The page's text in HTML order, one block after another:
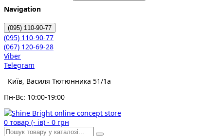
Navigation
(095) 110-90-77
(095) 110-90-77
(067) 120-69-28
Viber
Telegram
Київ, Василя Тютюнника 51/1а
Пн-Вс: 10:00-19:00
0 товар (- ів) - 0 грн